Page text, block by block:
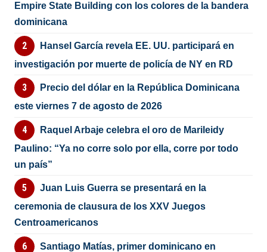
Empire State Building con los colores de la bandera
dominicana
Hansel García revela EE. UU. participará en
investigación por muerte de policía de NY en RD
Precio del dólar en la República Dominicana
este viernes 7 de agosto de 2026
Raquel Arbaje celebra el oro de Marileidy
Paulino: “Ya no corre solo por ella, corre por todo
un país”
Juan Luis Guerra se presentará en la
ceremonia de clausura de los XXV Juegos
Centroamericanos
Santiago Matías, primer dominicano en